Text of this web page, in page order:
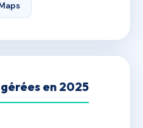
en 2025